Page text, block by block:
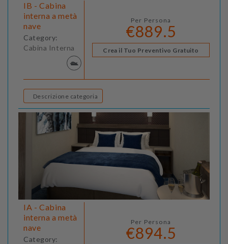
IB - Cabina
interna a metà
nave
Category:
Cabina Interna
Per Persona
€889.5
Crea il Tuo Preventivo Gratuito
Descrizione categoria
IA - Cabina
interna a metà
nave
Category:
Per Persona
€894.5